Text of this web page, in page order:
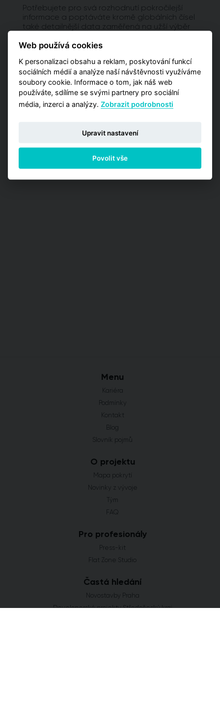
Potřebujete pro svá rozhodnutí pokročilejší
informace a poptáváte kromě globálních čísel
také detailnější data zaměřená na užší výběr
Analýzy trhu, kde máte příležitost zakoupit
jednotlivé městské obvody.
PŘEJÍT NA ANALÝZY
Menu
Kariéra
Podmínky
Kontakt
Blog
Slovník pojmů
O projektu
Mapa pokrytí
Novinky z vývoje
Tým
FAQ
Pro profesionály
Press-kit
Flat Zone Studio
Častá hledání
Novostavby Praha
Developerské projekty Středočeský kraj
Web používá cookies
K personalizaci obsahu a reklam, poskytování funkcí
sociálních médií a analýze naší návštěvnosti využíváme
soubory cookie. Informace o tom, jak náš web
používáte, sdílíme se svými partnery pro sociální
média, inzerci a analýzy.Zobrazit podrobnosti
Upravit nastavení
Povolit vše